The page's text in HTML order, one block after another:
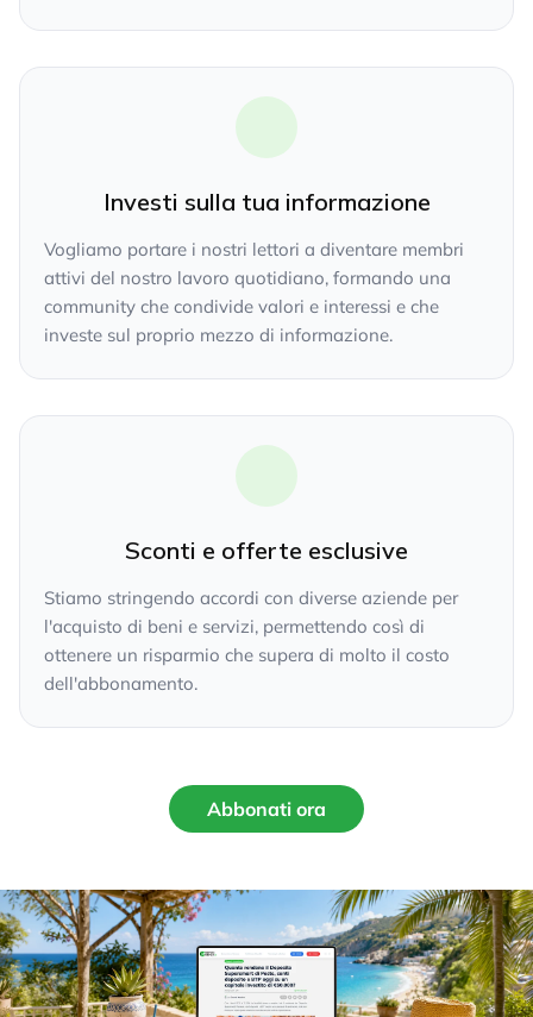
Investi sulla tua informazione
Vogliamo portare i nostri lettori a diventare membri
attivi del nostro lavoro quotidiano, formando una
community che condivide valori e interessi e che
investe sul proprio mezzo di informazione.
Sconti e offerte esclusive
Stiamo stringendo accordi con diverse aziende per
l'acquisto di beni e servizi, permettendo così di
ottenere un risparmio che supera di molto il costo
dell'abbonamento.
Abbonati ora